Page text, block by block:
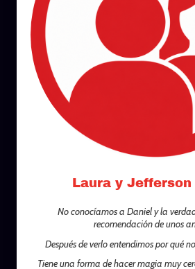
Laura y Jefferson
No conocíamos a Daniel y la
recomendación de unos
Después de verlo entendimos por qué
Tiene una forma de hacer magia muy